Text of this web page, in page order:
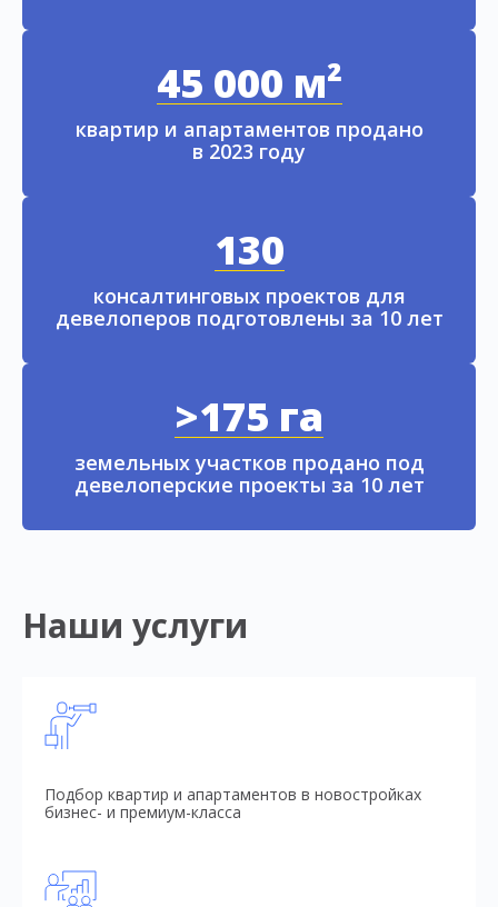
45 000 м²
квартир и апартаментов продано
в 2023 году
130
консалтинговых проектов для
девелоперов подготовлены за 10 лет
>175 га
земельных участков продано под
девелоперские проекты за 10 лет
Наши услуги
Подбор квартир и апартаментов в новостройках
бизнес- и премиум-класса